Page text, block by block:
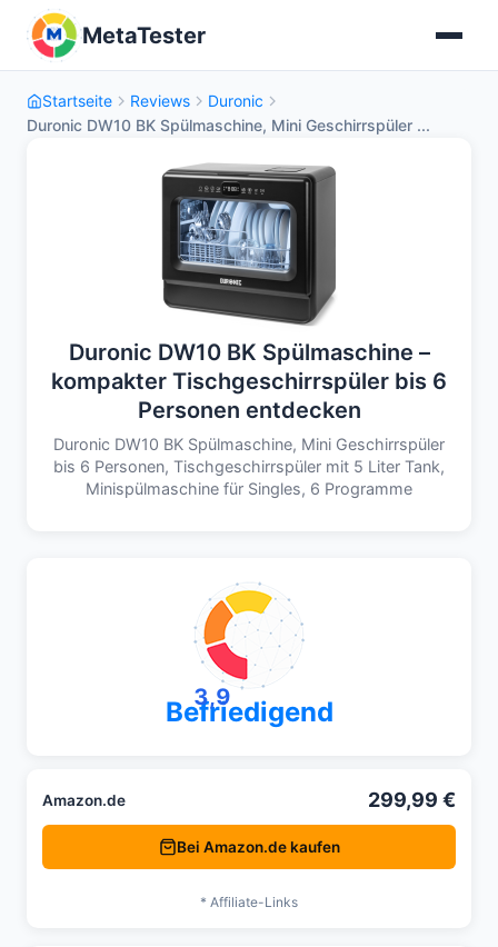
MetaTester
Startseite Reviews
Duronic
Duronic DW10 BK Spülmaschine, Mini Geschirrspüler ...
Duronic DW10 BK Spülmaschine –
kompakter Tischgeschirrspüler bis 6
Personen entdecken
Duronic DW10 BK Spülmaschine, Mini Geschirrspüler
bis 6 Personen, Tischgeschirrspüler mit 5 Liter Tank,
Minispülmaschine für Singles, 6 Programme
3,9
Befriedigend
Amazon.de 299,99 €
Bei Amazon.de kaufen
* Affiliate-Links